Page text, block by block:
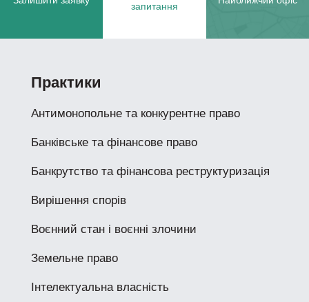
запитання
Практики
Антимонопольне та конкурентне право
Банківське та фінансове право
Банкрутство та фінансова реструктуризація
Вирішення спорів
Воєнний стан і воєнні злочини
Земельне право
Інтелектуальна власність